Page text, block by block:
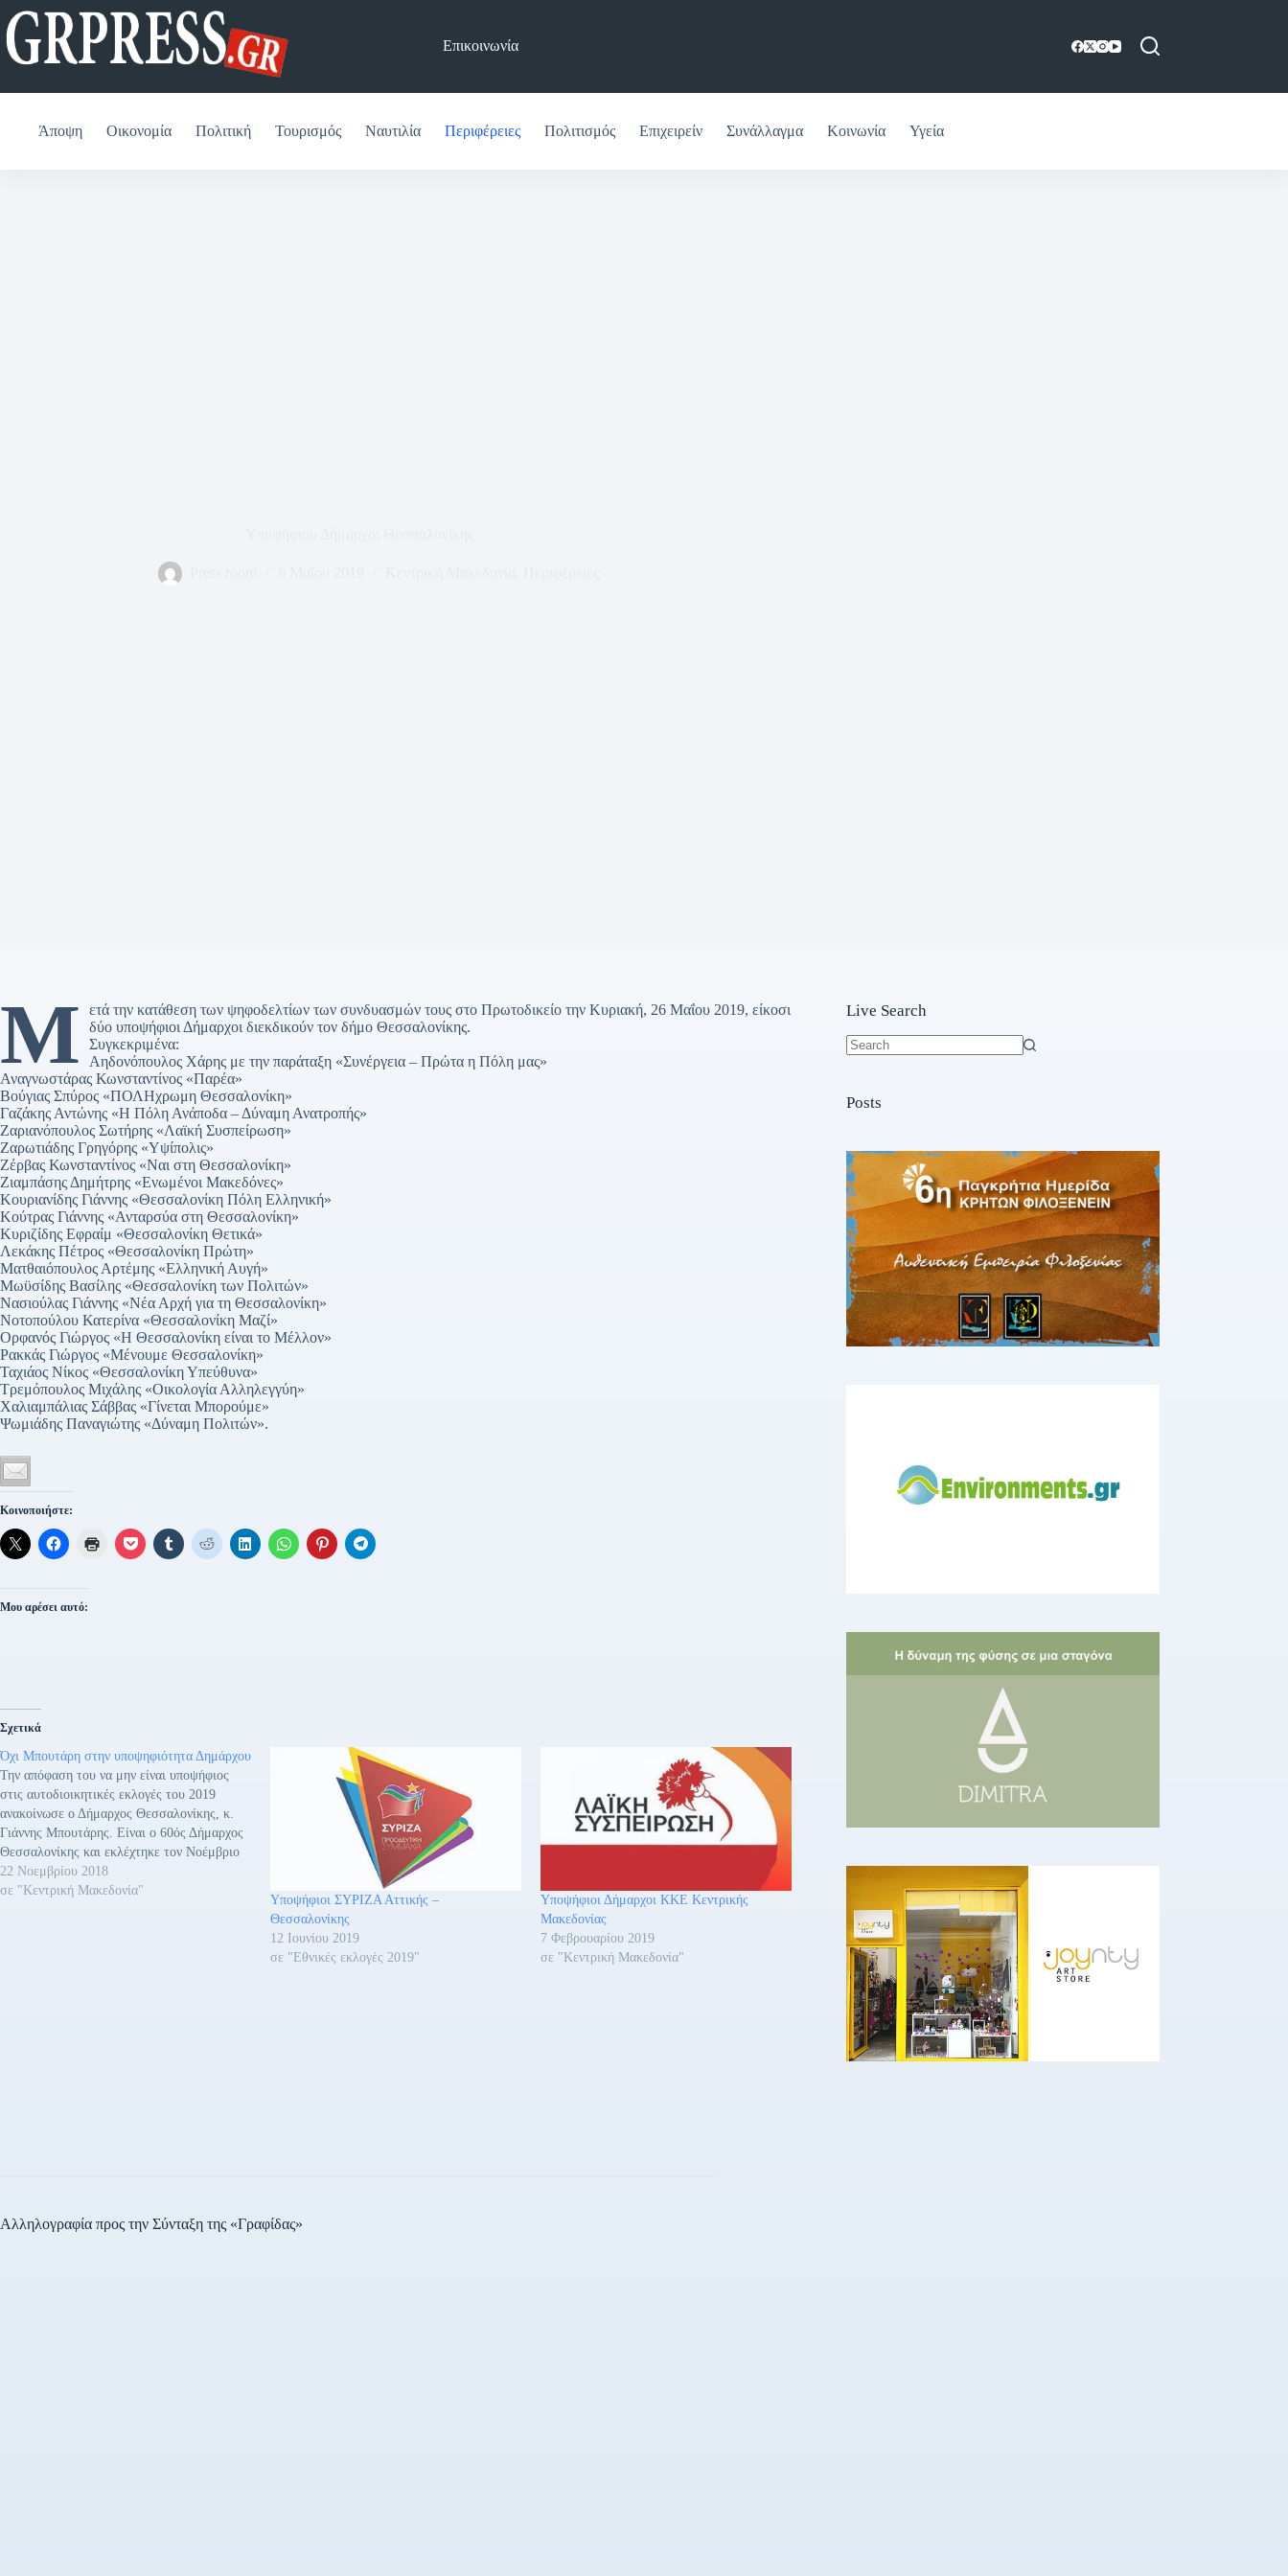
Μετάβαση
στο
περιεχόμενο
Επικοινωνία
Άποψη Οικονομία Πολιτική Τουρισμός Ναυτιλία Περιφέρειες Πολιτισμός Επιχειρείν Συνάλλαγμα Κοινωνία Υγεία
Μ
ετά την κατάθεση των ψηφοδελτίων των συνδυασμών τους στο Πρωτοδικείο την Κυριακή, 26 Μαΐου 2019, είκοσι
δύο υποψήφιοι Δήμαρχοι διεκδικούν τον δήμο Θεσσαλονίκης.
Συγκεκριμένα:
Αηδονόπουλος Χάρης με την παράταξη «Συνέργεια – Πρώτα η Πόλη μας»
Αναγνωστάρας Κωνσταντίνος «Παρέα»
Βούγιας Σπύρος «ΠΟΛΗχρωμη Θεσσαλονίκη»
Γαζάκης Αντώνης «Η Πόλη Ανάποδα – Δύναμη Ανατροπής»
Ζαριανόπουλος Σωτήρης «Λαϊκή Συσπείρωση»
Ζαρωτιάδης Γρηγόρης «Υψίπολις»
Ζέρβας Κωνσταντίνος «Ναι στη Θεσσαλονίκη»
Ζιαμπάσης Δημήτρης «Ενωμένοι Μακεδόνες»
Κουριανίδης Γιάννης «Θεσσαλονίκη Πόλη Ελληνική»
Κούτρας Γιάννης «Ανταρσύα στη Θεσσαλονίκη»
Κυριζίδης Εφραίμ «Θεσσαλονίκη Θετικά»
Λεκάκης Πέτρος «Θεσσαλονίκη Πρώτη»
Ματθαιόπουλος Αρτέμης «Ελληνική Αυγή»
Μωϋσίδης Βασίλης «Θεσσαλονίκη των Πολιτών»
Νασιούλας Γιάννης «Νέα Αρχή για τη Θεσσαλονίκη»
Νοτοπούλου Κατερίνα «Θεσσαλονίκη Μαζί»
Ορφανός Γιώργος «Η Θεσσαλονίκη είναι το Μέλλον»
Ρακκάς Γιώργος «Μένουμε Θεσσαλονίκη»
Ταχιάος Νίκος «Θεσσαλονίκη Υπεύθυνα»
Τρεμόπουλος Μιχάλης «Οικολογία Αλληλεγγύη»
Χαλιαμπάλιας Σάββας «Γίνεται Μπορούμε»
Ψωμιάδης Παναγιώτης «Δύναμη Πολιτών».
Κοινοποιήστε:
Μου αρέσει αυτό:
Σχετικά
Όχι Μπουτάρη στην υποψηφιότητα Δημάρχου
Την απόφαση του να μην είναι υποψήφιος
στις αυτοδιοικητικές εκλογές του 2019
ανακοίνωσε ο Δήμαρχος Θεσσαλονίκης, κ.
Γιάννης Μπουτάρης. Είναι ο 60ός Δήμαρχος
Θεσσαλονίκης και εκλέχτηκε τον Νοέμβριο
του 2010 ως ενώ επανεξελέγη τον Μάιο του
2014.
22 Νοεμβρίου 2018
σε "Κεντρική Μακεδονία"
Υποψήφιοι ΣΥΡΙΖΑ Αττικής –
Θεσσαλονίκης
12 Ιουνίου 2019
σε "Εθνικές εκλογές 2019"
Υποψήφιοι Δήμαρχοι ΚΚΕ Κεντρικής
Μακεδονίας
7 Φεβρουαρίου 2019
σε "Κεντρική Μακεδονία"
Live Search
Posts
Αλληλογραφία προς την Σύνταξη της «Γραφίδας»